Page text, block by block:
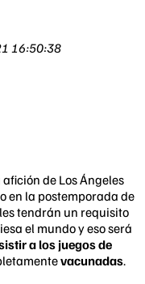
16:50:38
de Los Ángeles
en la postemporada de
tendrán un requisito
el mundo y eso será
a los juegos de
vacunadas.